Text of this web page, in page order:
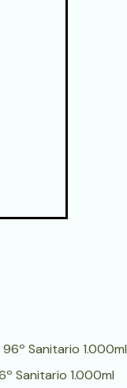
Sanitario 1.000ml